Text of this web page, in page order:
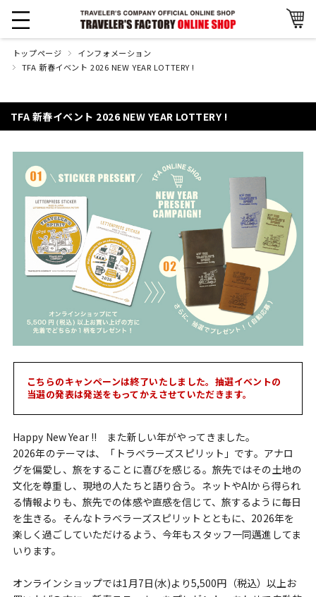
トップページ
インフォメーション
TFA 新春イベント 2026 NEW YEAR LOTTERY !
TFA 新春イベント 2026 NEW YEAR LOTTERY !
こちらのキャンペーンは終了いたしました。抽選イベントの
当選の発表は発送をもってかえさせていただきます。
Happy New Year !! また新しい年がやってきました。
2026年のテーマは、「トラベラーズスピリット」です。アナロ
グを偏愛し、旅をすることに喜びを感じる。旅先ではその土地の
文化を尊重し、現地の人たちと語り合う。ネットやAIから得られ
る情報よりも、旅先での体感や直感を信じて、旅するように毎日
を生きる。そんなトラベラーズスピリットとともに、2026年を
楽しく過ごしていただけるよう、今年もスタッフ一同邁進してま
いります。
オンラインショップでは1月7日(水)より5,500円（税込）以上お